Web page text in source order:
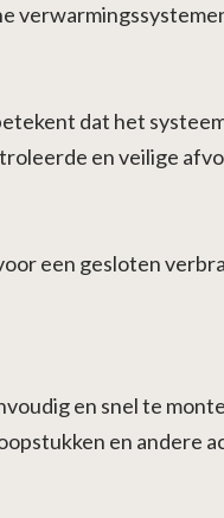
dat het
en veilige
een gesloten
en snel te
en andere